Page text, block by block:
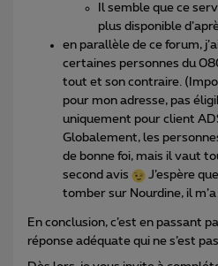
Il semble que ce
plus disponible
en parallèle de ce forum,
certaines personnes du
tout et son contraire.
pour mon adresse, pas
uniquement pour client
Globalement, les
de bonne foi, mais il vaut
second avis
J’espère
tomber sur Nourdine, il m’a
En conclusion, c’est en passant
réponse adéquate qui ne s’est